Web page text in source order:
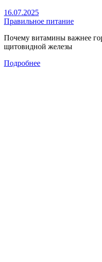
16.07.2025
Правильное питание
Почему витамины важнее
щитовидной железы
Подробнее